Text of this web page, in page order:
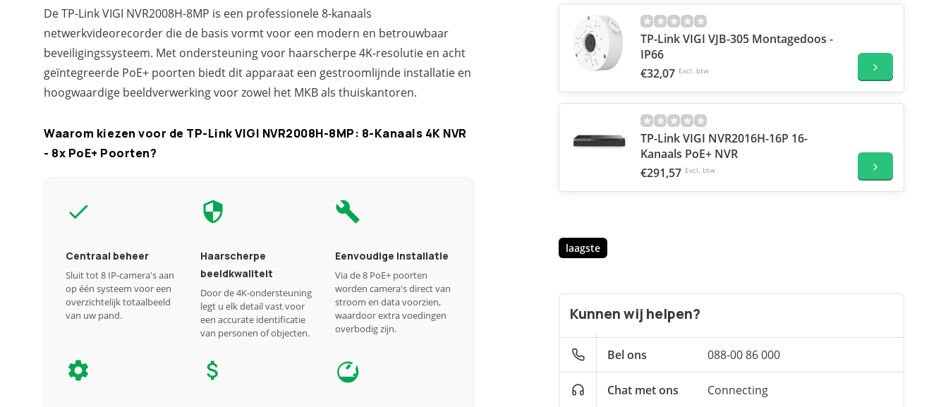
De TP-Link VIGI NVR2008H-8MP is een professionele 8-kanaals
netwerkvideorecorder die de basis vormt voor een modern en betrouwbaar
beveiligingssysteem. Met ondersteuning voor haarscherpe 4K-resolutie en acht
geïntegreerde PoE+ poorten biedt dit apparaat een gestroomlijnde installatie en
hoogwaardige beeldverwerking voor zowel het MKB als thuiskantoren.
Waarom kiezen voor de TP-Link VIGI NVR2008H-8MP: 8-Kanaals 4K NVR
- 8x PoE+ Poorten?
Centraal beheer
Sluit tot 8 IP-camera's aan
op één systeem voor een
overzichtelijk totaalbeeld
van uw pand.
Haarscherpe
beeldkwaliteit
Door de 4K-ondersteuning
legt u elk detail vast voor
een accurate identificatie
van personen of objecten.
Eenvoudige installatie
Via de 8 PoE+ poorten
worden camera's direct van
stroom en data voorzien,
waardoor extra voedingen
overbodig zijn.
TP-Link VIGI VJB-305 Montagedoos -
IP66
€32,07 Excl. btw
TP-Link VIGI NVR2016H-16P 16-
Kanaals PoE+ NVR
€291,57 Excl. btw
laagste
Kunnen wij helpen?
Bel ons 088-00 86 000
Chat met ons Connecting